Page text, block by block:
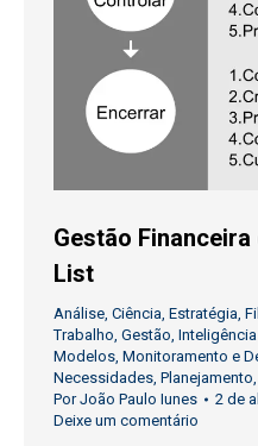
Gestão
List
Análise, Ciência, Estratégia,
Trabalho, Gestão,
Modelos, Monitoramento e
Necessidades, Planejamento,
PorJoão Paulo Iunes
2 de
Deixe um comentário